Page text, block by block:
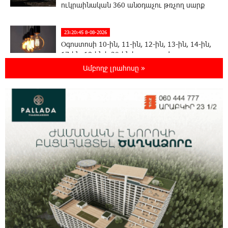
ուկրաինական 360 անօդաչու թռչող սարք
23:20:45 8-08-2026
Օգոստոսի 10-ին, 11-ին, 12-ին, 13-ին, 14-ին,
17-ին, 18-ին և 20-ին հարյուրավոր
հասցեներում լույս չի լինելու
Ողբերգական դեպք՝ Երևանում․ Կիևյան
մարմին
22:43:21 8-08-2026
Ադրբեջանի Սարով գյուղում տանը 18-ամյա
աղջկա դի է հայտնաբերվել
22:25:11 8-08-2026
Հայհիդրոմետի տնօրենը գրել է
Ամբողջ լրահոսը »